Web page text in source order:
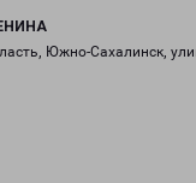
Южно-Сахалинск,